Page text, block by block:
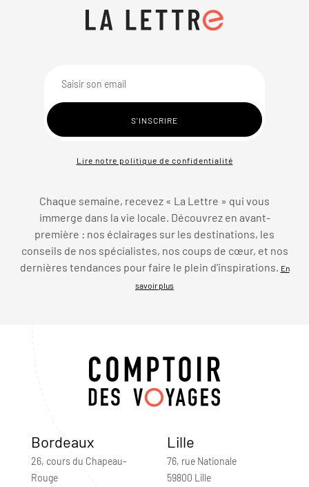
Lire notre politique de confidentialité
Chaque semaine, recevez « La Lettre » qui vous
immerge dans la vie locale. Découvrez en avant-
première : nos éclairages sur les destinations, les
conseils de nos spécialistes, nos coups de cœur, et nos
dernières tendances pour faire le plein d’inspirations.
En
savoir plus
Bordeaux
26, cours du Chapeau-
Rouge
Lille
76, rue Nationale
59800 Lille